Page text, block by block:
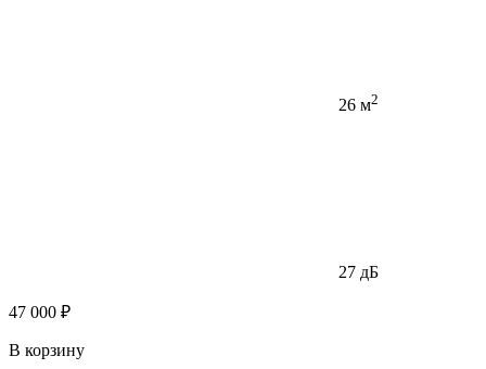
26 м2
27 дБ
47 000 ₽
В корзину